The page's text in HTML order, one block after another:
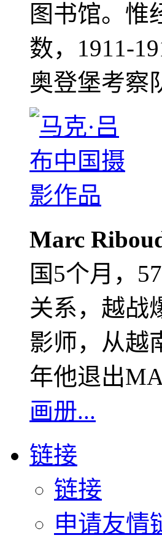
图书馆。惟
数，1911-
奥登堡考察
Marc
国5个月，
关系，越战
影师，从越
年他退出
画册...
链接
链接
申请友情